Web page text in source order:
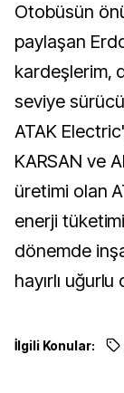
Otobüsün
paylaşan
kardeşlerim,
seviye
ATAK
KARSAN ve
üretimi olan
enerji
dönemde
hayırlı uğurlu
İlgili Konular: